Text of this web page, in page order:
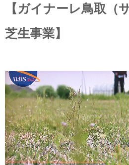
【ガイナーレ鳥取（
芝生事業】